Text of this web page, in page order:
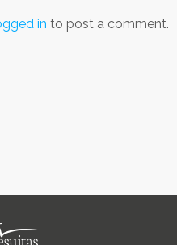
in to post a comment.